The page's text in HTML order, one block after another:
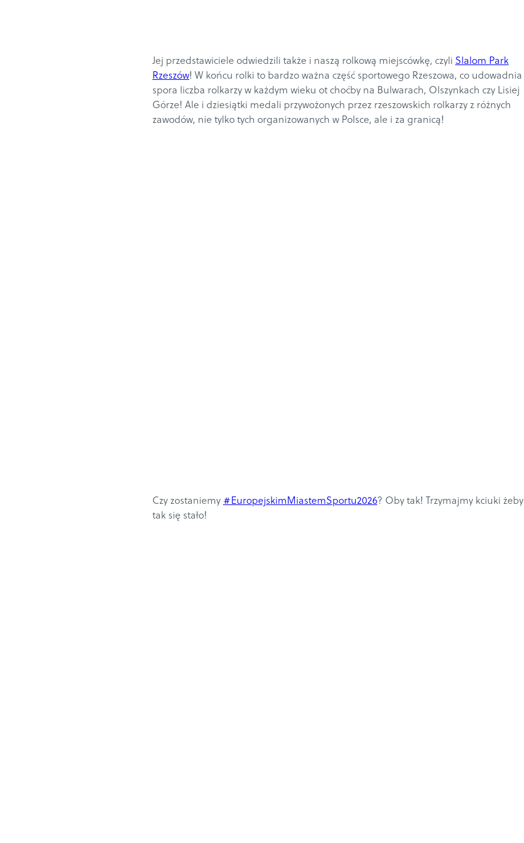
Jej przedstawiciele odwiedzili także i naszą rolkową miejscówkę, czyli Slalom Park
Rzeszów! W końcu rolki to bardzo ważna część sportowego Rzeszowa, co udowadnia
spora liczba rolkarzy w każdym wieku ot choćby na Bulwarach, Olszynkach czy Lisiej
Górze! Ale i dziesiątki medali przywożonych przez rzeszowskich rolkarzy z różnych
zawodów, nie tylko tych organizowanych w Polsce, ale i za granicą!
Czy zostaniemy #EuropejskimMiastemSportu2026? Oby tak! Trzymajmy kciuki żeby
tak się stało!